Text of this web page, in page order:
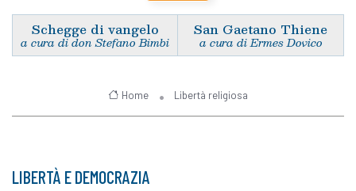
Schegge di vangelo
a cura di don Stefano Bimbi
San Gaetano Thiene
a cura di Ermes Dovico
Home Libertà religiosa
LIBERTÀ E DEMOCRAZIA